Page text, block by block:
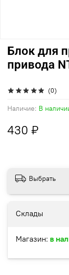
(0)
Наличие: В
Блок для
привода
430 ₽
Склады
Магазин: в
Выбрать